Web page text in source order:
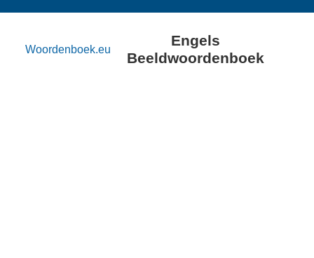
Woordenboek.eu
Engels
Beeldwoordenboek